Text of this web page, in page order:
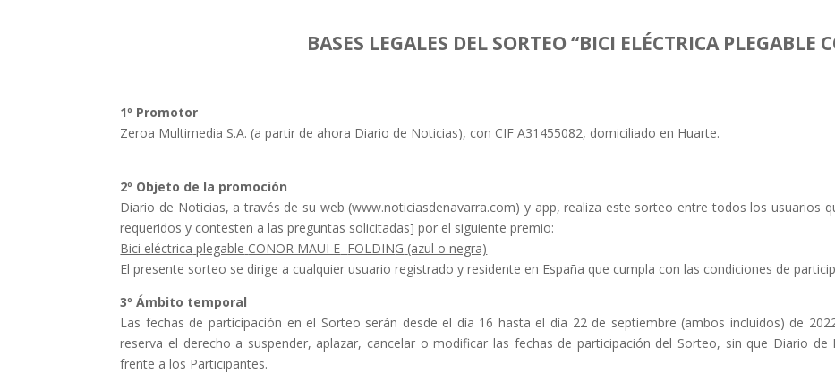
BASES LEGALES DEL SORTEO“BICI ELÉCTRICA PLEGABLE
1º Promotor
Zeroa Multimedia S.A. (a partir de ahora Diario de Noticias), con CIF A31455082, domiciliado en Huarte.
2º Objeto de la promoción
Diario de Noticias, a través de su web (www.noticiasdenavarra.com) y app, realiza este sorteo entre todos los usuarios
requeridosy contesten a las preguntas solicitadas] por el siguiente premio:
Bici eléctrica plegable CONOR MAUI E–FOLDING (azul o negra)
El presente sorteo se dirige a cualquier usuario registrado y residente en España que cumpla con las condiciones de
3º Ámbito temporal
Las fechas de participación en el Sorteo serán desde el día 16 hasta el día 22 de septiembre (ambos incluidos) de
reserva el derecho a suspender, aplazar, cancelar o modificar las fechas de participación del Sorteo, sin que Diario de
frente a los Participantes.